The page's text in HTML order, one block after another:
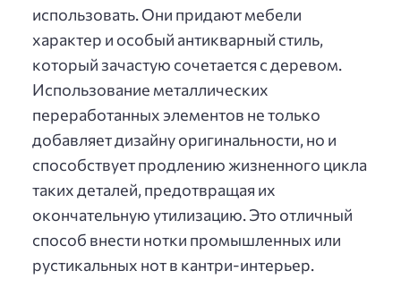
использовать. Они придают мебели
характер и особый антикварный стиль,
который зачастую сочетается с деревом.
Использование металлических
переработанных элементов не только
добавляет дизайну оригинальности, но и
способствует продлению жизненного цикла
таких деталей, предотвращая их
окончательную утилизацию. Это отличный
способ внести нотки промышленных или
рустикальных нот в кантри-интерьер.